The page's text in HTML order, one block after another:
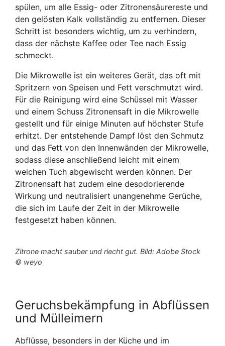
spülen, um alle Essig- oder Zitronensäurereste und
den gelösten Kalk vollständig zu entfernen. Dieser
Schritt ist besonders wichtig, um zu verhindern,
dass der nächste Kaffee oder Tee nach Essig
schmeckt.
Die Mikrowelle ist ein weiteres Gerät, das oft mit
Spritzern von Speisen und Fett verschmutzt wird.
Für die Reinigung wird eine Schüssel mit Wasser
und einem Schuss Zitronensaft in die Mikrowelle
gestellt und für einige Minuten auf höchster Stufe
erhitzt. Der entstehende Dampf löst den Schmutz
und das Fett von den Innenwänden der Mikrowelle,
sodass diese anschließend leicht mit einem
weichen Tuch abgewischt werden können. Der
Zitronensaft hat zudem eine desodorierende
Wirkung und neutralisiert unangenehme Gerüche,
die sich im Laufe der Zeit in der Mikrowelle
festgesetzt haben können.
Zitrone macht sauber und riecht gut. Bild: Adobe Stock
© weyo
Geruchsbekämpfung in Abflüssen
und Mülleimern
Abflüsse, besonders in der Küche und im